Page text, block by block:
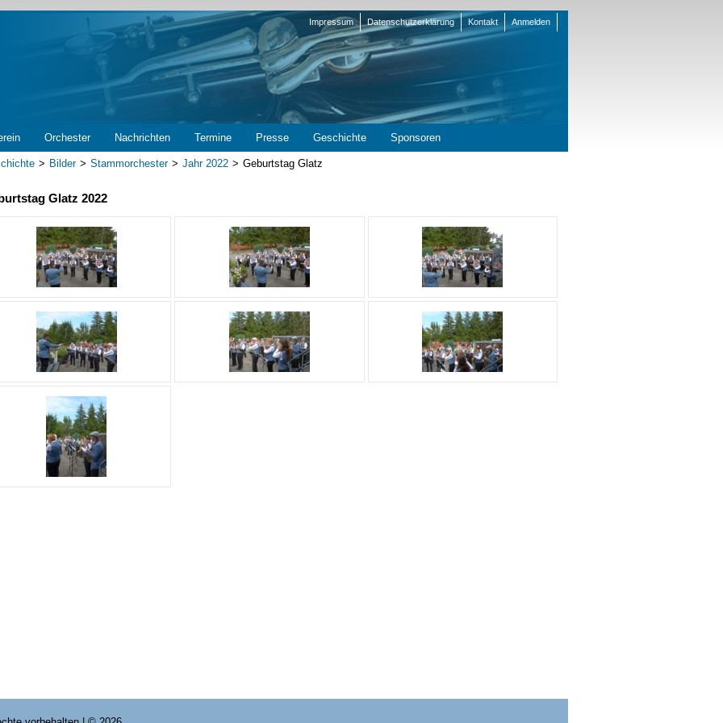
Navigation
überspringen
Impressum Datenschutzerklärung Kontakt Anmelden
Orchester Nachrichten Termine Presse Geschichte Sponsoren
Bilder Stammorchester Jahr 2022 Geburtstag Glatz
Glatz 2022